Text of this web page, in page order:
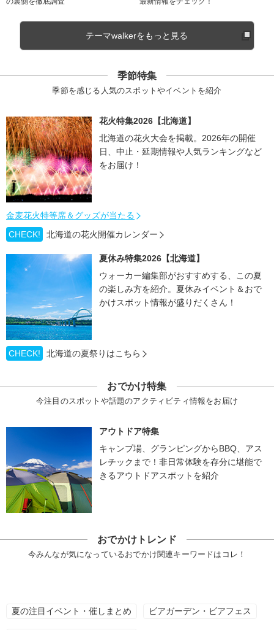
テーマwalkerをもっと見る
季節特集
季節を感じる人気のスポットやイベントを紹介
花火特集2026【北海道】
北海道の花火大会を掲載。2026年の開催
日、中止・延期情報や人気ランキングなど
をお届け！
金麦花火特等席＆グッズが当たる
CHECK!
北海道の花火開催カレンダー
夏休み特集2026【北海道】
ウォーカー編集部がおすすめする、この夏
の楽しみ方を紹介。夏休みイベント＆おで
かけスポット情報が盛りだくさん！
CHECK! 北海道の夏祭りはこちら
おでかけ特集
今注目のスポットや話題のアクティビティ情報をお届け
アウトドア特集
キャンプ場、グランピングからBBQ、アス
レチックまで！非日常体験を存分に堪能で
きるアウトドアスポットを紹介
おでかけトレンド
今みんなが気になっているおでかけ関連キーワードはコレ！
夏の注目イベント・催しまとめ ビアガーデン・ビアフェス